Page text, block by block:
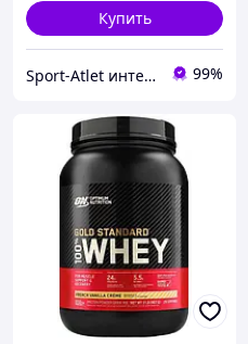
Купить
Sport-Atlet интернет-магазин 99%